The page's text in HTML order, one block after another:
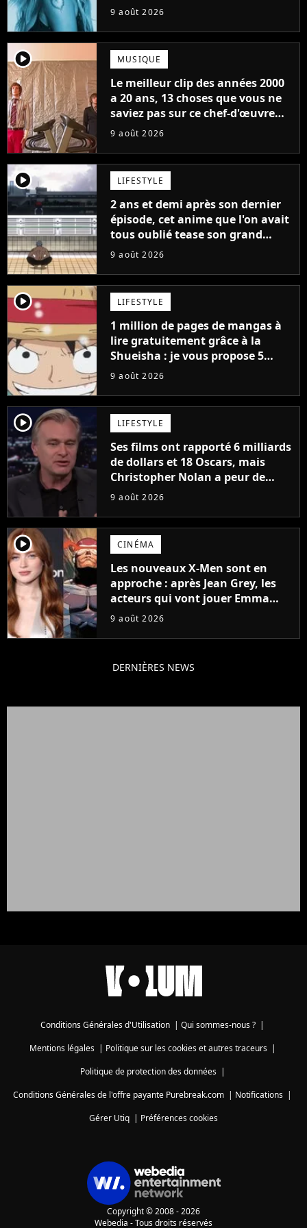
9 août 2026
player2 MUSIQUE
Le meilleur clip des années 2000
a 20 ans, 13 choses que vous ne
saviez pas sur ce chef-d'œuvre
qui a révolutionné YouTube
9 août 2026
player2 LIFESTYLE
2 ans et demi après son dernier
épisode, cet anime que l'on avait
tous oublié tease son grand
retour
9 août 2026
player2 LIFESTYLE
1 million de pages de mangas à
lire gratuitement grâce à la
Shueisha : je vous propose 5
mangas jamais sortis en France
9 août 2026
player2 LIFESTYLE
Ses films ont rapporté 6 milliards
de dollars et 18 Oscars, mais
Christopher Nolan a peur de
tourner un genre de films très
9 août 2026
player2 CINÉMA
Les nouveaux X-Men sont en
approche : après Jean Grey, les
acteurs qui vont jouer Emma
Frost et Cyclope trouvés !
9 août 2026
DERNIÈRES NEWS
Conditions Générales d'Utilisation | Qui sommes-nous ? |
Mentions légales| Politique sur les cookies et autres traceurs|
Politique de protection des données|
Conditions Générales de l'offre payante Purebreak.com | Notifications |
Gérer Utiq | Préférences cookies
Copyright © 2008 - 2026
Webedia - Tous droits réservés